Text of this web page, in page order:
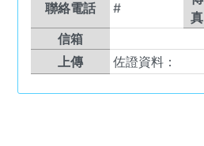
聯絡電話 #
真
信箱
上傳
佐證資料：